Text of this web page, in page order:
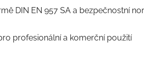
DIN EN 957 SA a bezpečnostní
profesionální a komerční použití